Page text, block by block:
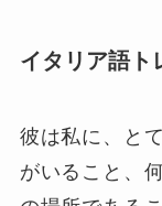
イタリア語ト
彼は私に、と
がいること、